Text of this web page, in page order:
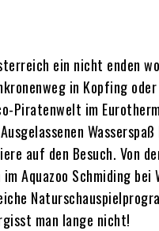
ein nicht enden
in Kopfing
Piratenwelt im
auf den Besuch. Von
Aquazoo Schmiding
man lange nicht!